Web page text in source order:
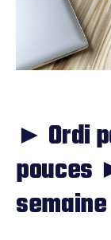
► Ordi
pouces
semaine